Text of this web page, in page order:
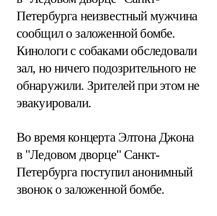
Петербурга неизвестный мужчина
сообщил о заложенной бомбе.
Кинологи с собаками обследовали
зал, но ничего подозрительного не
обнаружили. Зрителей при этом не
эвакуировали.
Во время концерта Элтона Джона
в "Ледовом дворце" Санкт-
Петербурга поступил анонимный
звонок о заложенной бомбе.